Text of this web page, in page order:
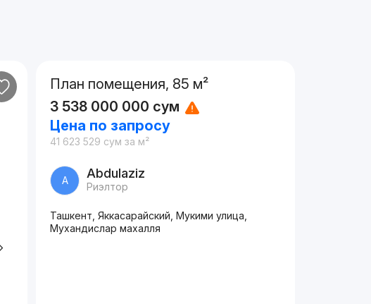
План помещения, 85 м²
3 538 000 000 сум
Цена по запросу
41 623 529 сум за м²
A Abdulaziz
Риэлтор
Ташкент, Яккасарайский, Мукими улица,
Мухандислар махалля